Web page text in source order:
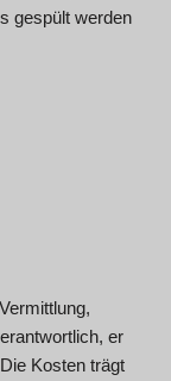
gespült werden
er
Kosten trägt